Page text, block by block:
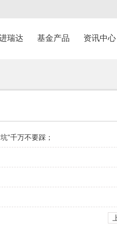
瑞达 基金产品 资讯中心
；
”千万不要踩